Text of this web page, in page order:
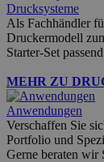
Drucksysteme
Als Fachhändler
Druckermodell
Starter-Set
MEHR ZU
Anwendungen
Verschaffen Sie
Portfolio und
Gerne beraten wir